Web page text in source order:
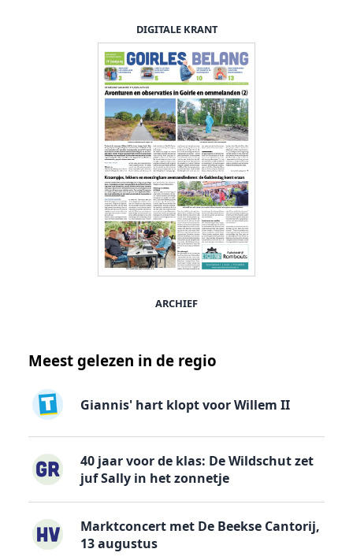
DIGITALE KRANT
ARCHIEF
Meest gelezen in de regio
Giannis' hart klopt voor Willem II
40 jaar voor de klas: De Wildschut zet
juf Sally in het zonnetje
Marktconcert met De Beekse Cantorij,
13 augustus